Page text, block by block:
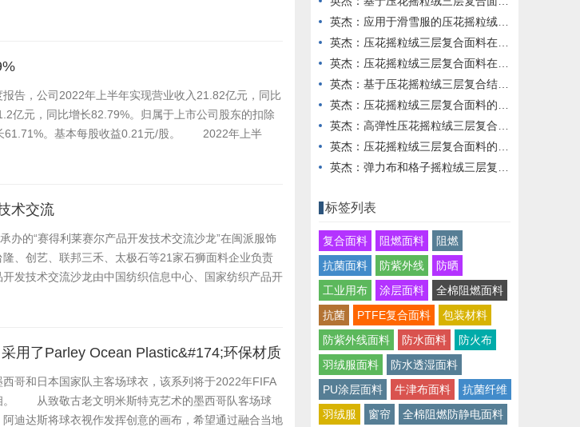
浙江杭州举办。会议以“助推数字化转型，拥抱智慧新
，公司2022年上半年实现营业收入21.82亿元，同比
亿元，同比增长82.79%。归属于上市公司股东的扣除
61.71%。基本每股收益0.21元/股。 2022年上半
客户结构调整和供应链布局的成效显现，报告期内服装
术交流
的“赛得利莱赛尔产品开发技术交流沙龙”在闽派服饰
、创艺、联邦三禾、太极石等21家石狮面料企业负责
技术交流沙龙由中国纺织信息中心、国家纺织产品开
市布料同业公会、石狮市染整同业公会作为支持单位。
用了Parley Ocean Plastic&#174;环保材质
和日本国家队主客场球衣，该系列将于2022年FIFA
。 从致敬古老文明米斯特克艺术的墨西哥队客场球
迪达斯将球衣视作发挥创意的画布，希望通过融合当地
英杰：应用于滑雪服的压花摇粒绒三层复合面料抗撕裂与耐磨性提升技术
英杰：压花摇粒绒三层复合面料在户外风衣和夹克中的应用与性能
英杰：压花摇粒绒三层复合面料在户外运动服饰中的保暖与透气性能研究
英杰：基于压花摇粒绒三层复合结构的功能性家居纺织品开发与应用
英杰：压花摇粒绒三层复合面料的抗起球性与耐磨性优化技术分析
英杰：高弹性压花摇粒绒三层复合面料在冬季童装设计中的应用实践
英杰：压花摇粒绒三层复合面料的热湿舒适性与层间结合强度协同提升工艺
英杰：弹力布和格子摇粒绒三层复合面料在修身户外夹克中的弹性与保暖协同设计
标签列表
复合面料 阻燃面料
阻燃
抗菌面料
防紫外线
防晒
工业用布
涂层面料
全棉阻燃面料
抗菌
PTFE复合面料
包装材料
防紫外线面料
防水面料
防火布
羽绒服面料
防水透湿面料
PU涂层面料
牛津布面料
抗菌纤维
羽绒服
窗帘
全棉阻燃防静电面料